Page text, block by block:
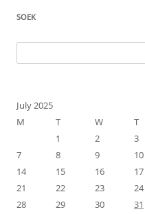
SOEK
for:
July 2025
M
T W T
1
2 3
7
8 9 10
14
15 16 17
21
22 23 24
28
29 30
31